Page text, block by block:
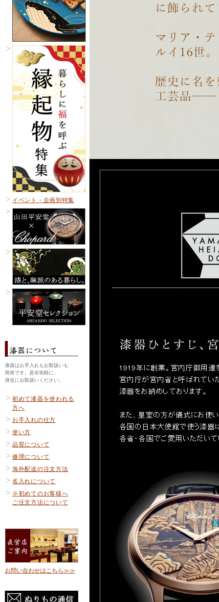
イベント・企画別特集
漆器はお手入れもお取扱いも
簡単です。是非気軽に、
身近にお取扱いください。
初めて漆器を使われる
方へ
お手入れの仕方
使い方
品質について
修理について
海外配送の注文方法
名入れについて
※初めてのお客様へ
ご注文方法について
お問い合わせはこちら≫≫